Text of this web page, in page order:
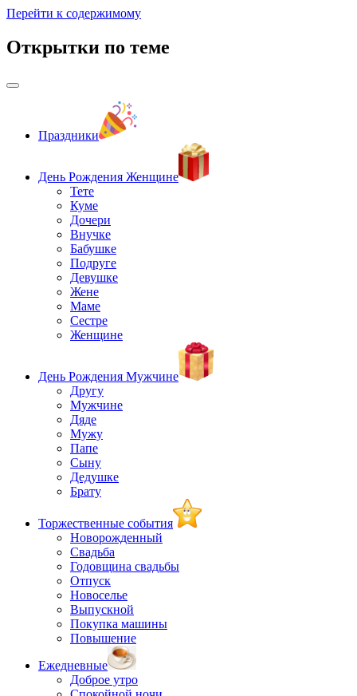
Перейти к содержимому
Открытки по теме
Праздники
День Рождения Женщине
Тете
Куме
Дочери
Внучке
Бабушке
Подруге
Девушке
Жене
Маме
Сестре
Женщине
День Рождения Мужчине
Другу
Мужчине
Дяде
Мужу
Папе
Сыну
Дедушке
Брату
Торжественные события
Новорожденный
Свадьба
Годовщина свадьбы
Отпуск
Новоселье
Выпускной
Покупка машины
Повышение
Ежедневные
Доброе утро